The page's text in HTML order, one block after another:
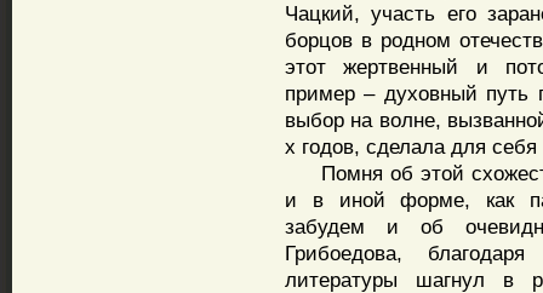
Чацкий, участь его
борцов в родном
этот жертвенный и
пример – духовный путь
выбор на волне,
х годов, сделала для
Помня об этой
и в иной форме, как
забудем и об
Грибоедова,
литературы шагнул в